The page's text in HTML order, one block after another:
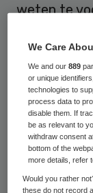
weten te
gezonde
Meer
Oscar blijft
stervende
We Care
We and our889
or unique
technologies to
process data to
disable them. If
be as relevant to
withdraw consent
bottom of the
more details, refer
Would you rather
these do not record